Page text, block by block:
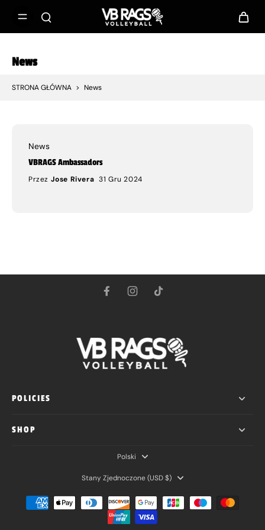
News
STRONA GŁÓWNA > News
News
VBRAGS Ambassadors
Przez Jose Rivera 31 Gru 2024
POLICIES
SHOP
Polski
Stany Zjednoczone ‎(USD $)‎